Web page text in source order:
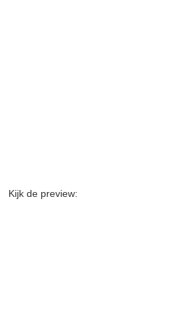
Kijk de preview: